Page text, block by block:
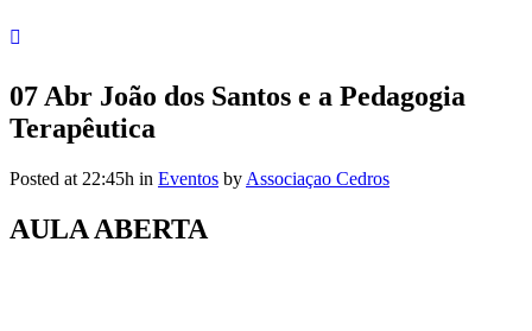
07 Abr João dos Santos e a Pedagogia
Terapêutica
Posted at 22:45h in Eventos by Associaçao Cedros
AULA ABERTA